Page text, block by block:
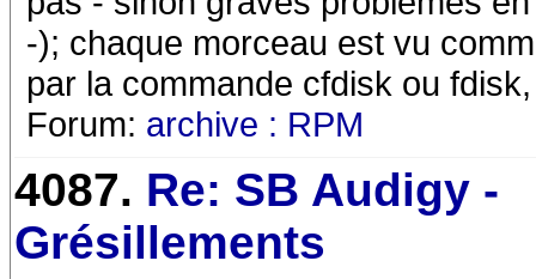
-); chaque morceau est vu
par la commande cfdisk ou
Forum: archive : RPM
4087. Re: SB Audigy -
Grésillements